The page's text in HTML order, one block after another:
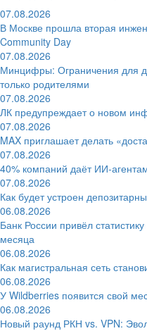
07.08.2026
В Москве прошла вторая
Community Day
07.08.2026
Минцифры: Ограничения для
только родителями
07.08.2026
ЛК предупреждает о новом
07.08.2026
MAX приглашает делать
07.08.2026
40% компаний даёт
07.08.2026
Как будет устроен
06.08.2026
Банк России привёл
месяца
06.08.2026
Как магистральная сеть
06.08.2026
У Wildberries появится свой
06.08.2026
Новый раунд РКН vs. VPN: